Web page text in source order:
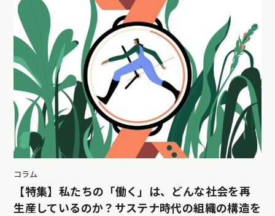
コラム
【特集】私たちの「働く」は、どんな社会を再
生産しているのか？サステナ時代の組織の構造を